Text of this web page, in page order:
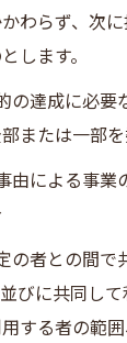
わらず、次
します。
の達成に必要
または一部
由による事業
の者との間で
びに共同し
する者の範